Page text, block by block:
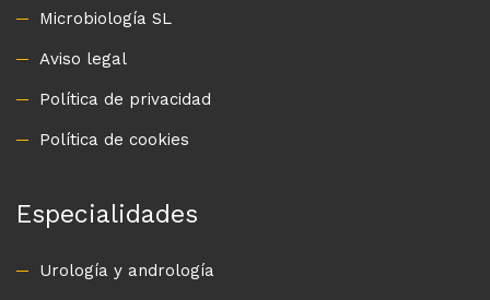
Microbiología SL
Aviso legal
Política de privacidad
Política de cookies
Especialidades
Urología y andrología